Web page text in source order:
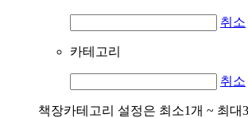
취소
카테고리
취소
책장카테고리 설정은 최소1개 ~ 최대